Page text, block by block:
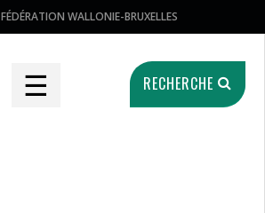
FÉDÉRATION WALLONIE-BRUXELLES
☰ RECHERCHE